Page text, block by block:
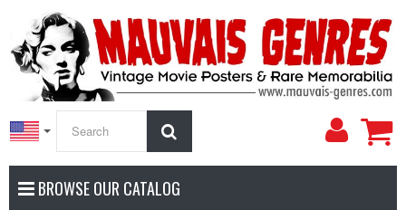
My
BROWSE OUR CATALOG